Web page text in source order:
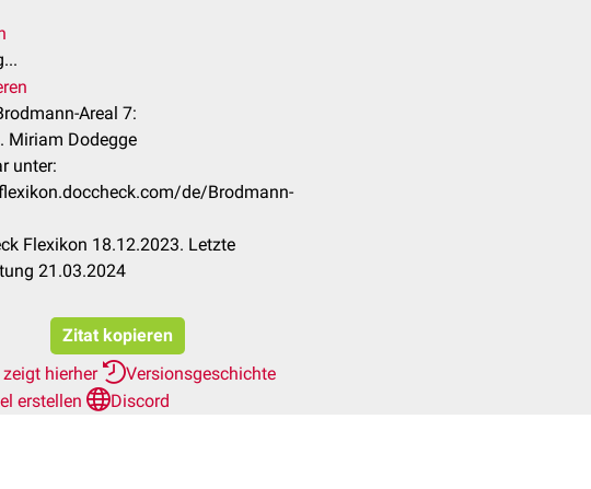
Areal 7:
Miriam Dodegge
unter:
de/Brodmann-
Flexikon 18.12.2023. Letzte
21.03.2024
Zitat kopieren
zeigt hierher
Versionsgeschichte
erstellen
Discord